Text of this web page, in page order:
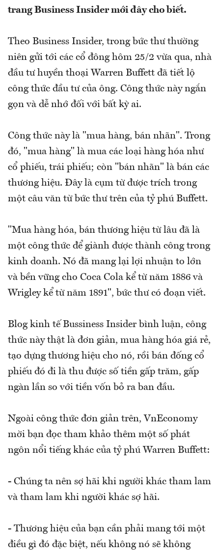
trang Business Insider mới đây cho biết.
Theo Business Insider, trong bức thư thường
niên gửi tới các cổ đông hôm 25/2 vừa qua, nhà
đầu tư huyền thoại Warren Buffett đã tiết lộ
công thức đầu tư của ông. Công thức này ngắn
gọn và dễ nhớ đối với bất kỳ ai.
Công thức này là "mua hàng, bán nhãn". Trong
đó, "mua hàng" là mua các loại hàng hóa như
cổ phiếu, trái phiếu; còn "bán nhãn" là bán các
thương hiệu. Đây là cụm từ được trích trong
một câu văn từ bức thư trên của tỷ phú Buffett.
"Mua hàng hóa, bán thương hiệu từ lâu đã là
một công thức để giành được thành công trong
kinh doanh. Nó đã mang lại lợi nhuận to lớn
và bền vững cho Coca Cola kể từ năm 1886 và
Wrigley kể từ năm 1891", bức thư có đoạn viết.
Blog kinh tế Bussiness Insider bình luận, công
thức này thật là đơn giản, mua hàng hóa giá rẻ,
tạo dựng thương hiệu cho nó, rồi bán đống cổ
phiếu đó đi là thu được số tiền gấp trăm, gấp
ngàn lần so với tiền vốn bỏ ra ban đầu.
Ngoài công thức đơn giản trên, VnEconomy
mời bạn đọc tham khảo thêm một số phát
ngôn nổi tiếng khác của tỷ phú Warren Buffett:
- Chúng ta nên sợ hãi khi người khác tham lam
và tham lam khi người khác sợ hãi.
- Thương hiệu của bạn cần phải mang tới một
điều gì đó đặc biệt, nếu không nó sẽ không